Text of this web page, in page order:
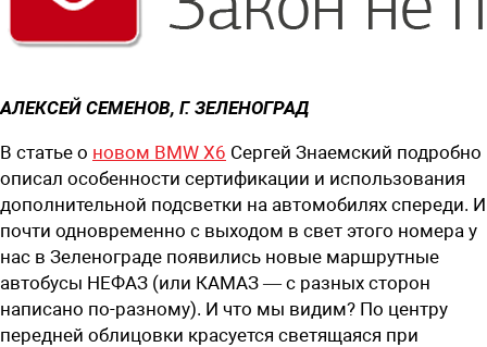
АЛЕКСЕЙ СЕМЕНОВ, Г. ЗЕЛЕНОГРАД
В статье о новом BMW X6 Сергей Знаемский подробно
описал особенности сертификации и использования
дополнительной подсветки на автомобилях спереди. И
почти одновременно с выходом в свет этого номера у
нас в Зеленограде появились новые маршрутные
автобусы НЕФАЗ (или КАМАЗ — с разных сторон
написано по-разному). И что мы видим? По центру
передней облицовки красуется светящаяся при